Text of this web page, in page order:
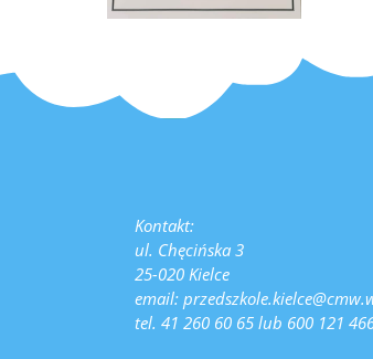
Kontakt:
ul. Chęcińska 3
25-020 Kielce
email:
tel. 41 260 60 65 lub 600 121